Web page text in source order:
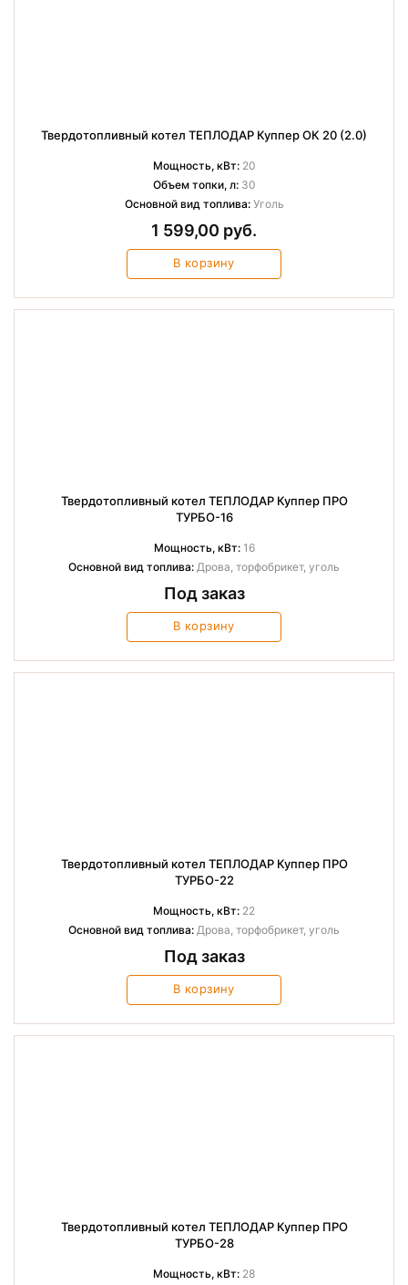
Твердотопливный котел ТЕПЛОДАР Куппер ОК 20 (2.0)
Мощность, кВт:20
Объем топки, л:30
Основной вид топлива:Уголь
1 599,00 руб.
В корзину
Твердотопливный котел ТЕПЛОДАР Куппер ПРО
ТУРБО-16
Мощность, кВт:16
Основной вид топлива: Дрова, торфобрикет, уголь
Под заказ
В корзину
Твердотопливный котел ТЕПЛОДАР Куппер ПРО
ТУРБО-22
Мощность, кВт: 22
Основной вид топлива: Дрова, торфобрикет, уголь
Под заказ
В корзину
Твердотопливный котел ТЕПЛОДАР Куппер ПРО
ТУРБО-28
Мощность, кВт: 28